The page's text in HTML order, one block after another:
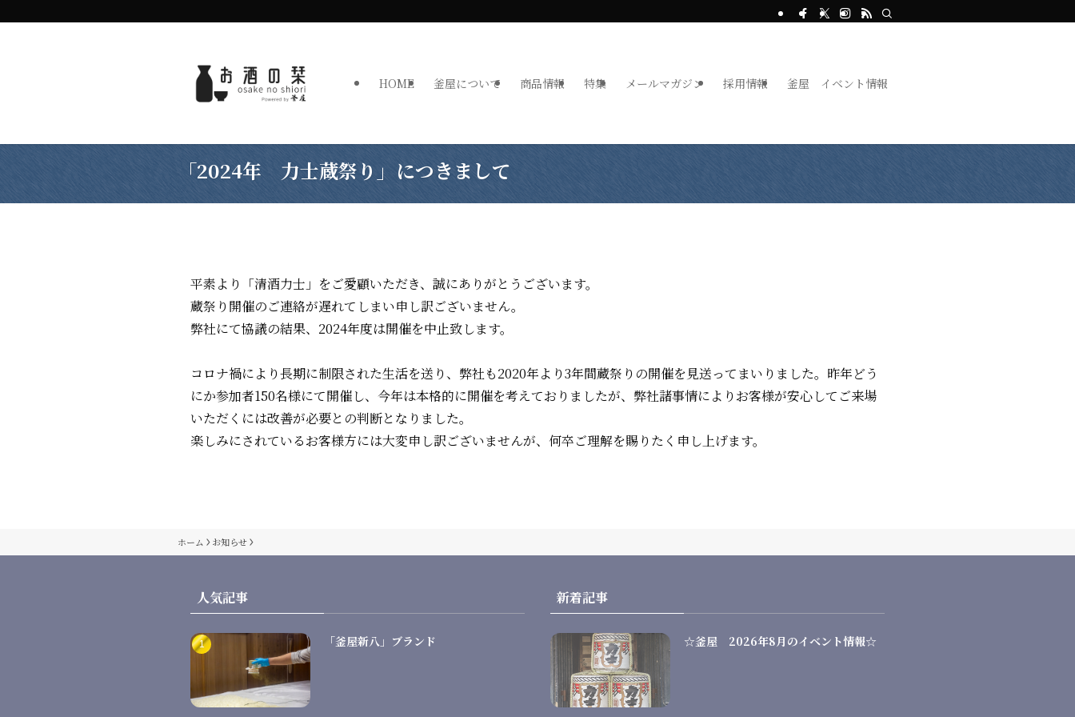
HOME 釜屋について 商品情報 特集 メールマガジン 採用情報 釜屋 イベント情報
「2024年 力士蔵祭り」につきまして
平素より「清酒力士」をご愛顧いただき、誠にありがとうございます。
蔵祭り開催のご連絡が遅れてしまい申し訳ございません。
弊社にて協議の結果、2024年度は開催を中止致します。
コロナ禍により長期に制限された生活を送り、弊社も2020年より3年間蔵祭りの開催を見送ってまいりました。昨年どう
にか参加者150名様にて開催し、今年は本格的に開催を考えておりましたが、弊社諸事情によりお客様が安心してご来場
いただくには改善が必要との判断となりました。
楽しみにされているお客様方には大変申し訳ございませんが、何卒ご理解を賜りたく申し上げます。
ホーム お知らせ
人気記事
「釜屋新八」ブランド
新着記事
☆釜屋 2026年8月のイベント情報☆